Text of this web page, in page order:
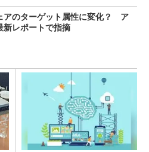
アのターゲット属性に変化？ ア
新レポートで指摘